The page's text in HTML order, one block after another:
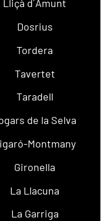
Lliçà d´Amunt
Dosrius
Tordera
Tavertet
Taradell
de la Selva
Montmany
Gironella
La Llacuna
La Garriga